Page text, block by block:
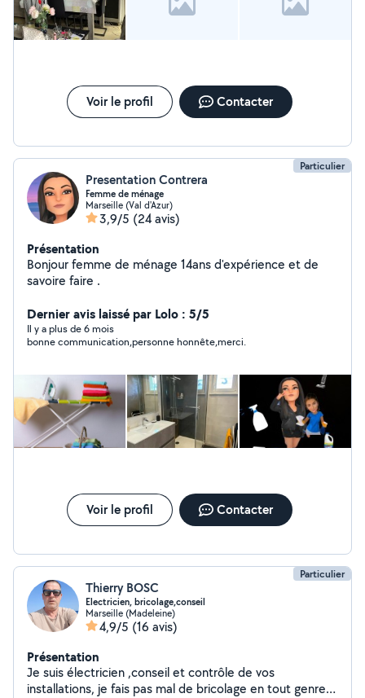
Voir le profil Contacter
Particulier
Presentation Contrera
Femme de ménage
Marseille (Val d'Azur)
3,9/5 (24 avis)
Présentation
Bonjour femme de ménage 14ans d'expérience et de
savoire faire .
Dernier avis laissé par Lolo : 5/5
Il y a plus de 6 mois
bonne communication,personne honnête,merci.
Voir le profil Contacter
Particulier
Thierry BOSC
Electricien, bricolage,conseil
Marseille (Madeleine)
4,9/5 (16 avis)
Présentation
Je suis électricien ,conseil et contrôle de vos
installations, je fais pas mal de bricolage en tout genre